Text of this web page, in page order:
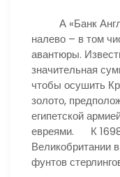
А «Банк
налево – в том
авантюры.
значительная
чтобы осушить
золото,
египетской
евреями. К 1698
Великобритании
фунтов